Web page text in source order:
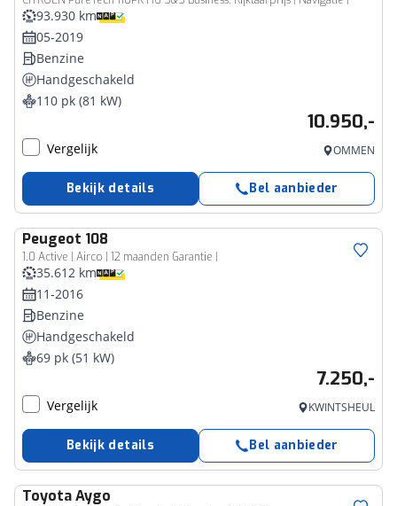
93.930 km
05-2019
Benzine
Handgeschakeld
110 pk (81 kW)
10.950,-
Vergelijk OMMEN
Bekijk details Bel aanbieder
Peugeot 108
1.0 Active | Airco | 12 maanden Garantie |
35.612 km
11-2016
Benzine
Handgeschakeld
69 pk (51 kW)
7.250,-
Vergelijk KWINTSHEUL
Bekijk details Bel aanbieder
ToyotaAygo